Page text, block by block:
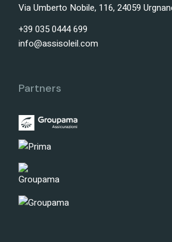
Via Umberto Nobile, 116, 24059
+39 035 0444 699
info@assisoleil.com
Partners